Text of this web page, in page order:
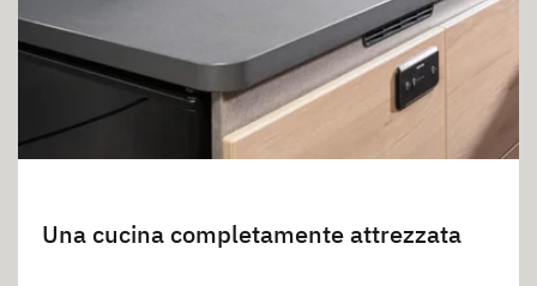
Una cucina completamente attrezzata